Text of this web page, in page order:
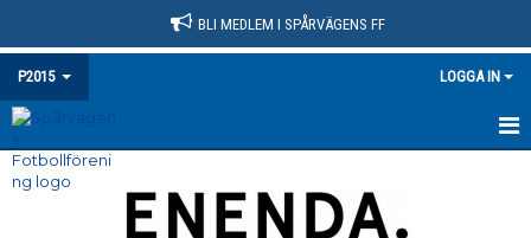
BLI MEDLEM I SPÅRVÄGENS FF
P2015 LOGGA IN
HEM